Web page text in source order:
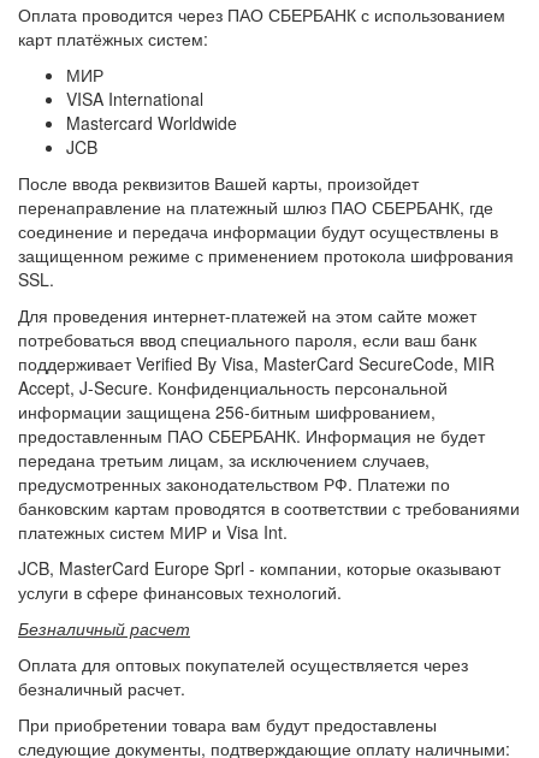
Оплата проводится через ПАО СБЕРБАНК с использованием
карт платёжных систем:
МИР
VISA International
Mastercard Worldwide
JCB
После ввода реквизитов Вашей карты, произойдет
перенаправление на платежный шлюз ПАО СБЕРБАНК, где
соединение и передача информации будут осуществлены в
защищенном режиме с применением протокола шифрования
SSL.
Для проведения интернет-платежей на этом сайте может
потребоваться ввод специального пароля, если ваш банк
поддерживает Verified By Visa, MasterCard SecureCode, MIR
Accept, J-Secure. Конфиденциальность персональной
информации защищена 256-битным шифрованием,
предоставленным ПАО СБЕРБАНК. Информация не будет
передана третьим лицам, за исключением случаев,
предусмотренных законодательством РФ. Платежи по
банковским картам проводятся в соответствии с требованиями
платежных систем МИР и Visa Int.
JCB, MasterCard Europe Sprl - компании, которые оказывают
услуги в сфере финансовых технологий.
Безналичный расчет
Оплата для оптовых покупателей осуществляется через
безналичный расчет.
При приобретении товара вам будут предоставлены
следующие документы, подтверждающие оплату наличными: